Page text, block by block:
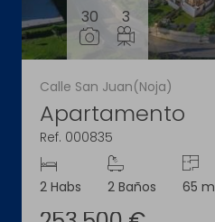
30 3
Calle San Juan(Noja)
Apartamento
Ref. 000835
2 Habs 2 Baños 65 m